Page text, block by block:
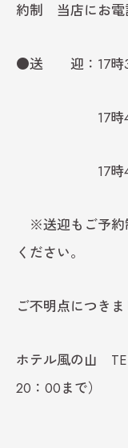
約制 当店にお電
●送 迎：17時
17時40分
17時45
※送迎もご予約
ください。
ご不明点につき
ホテル風の山
20：00まで）